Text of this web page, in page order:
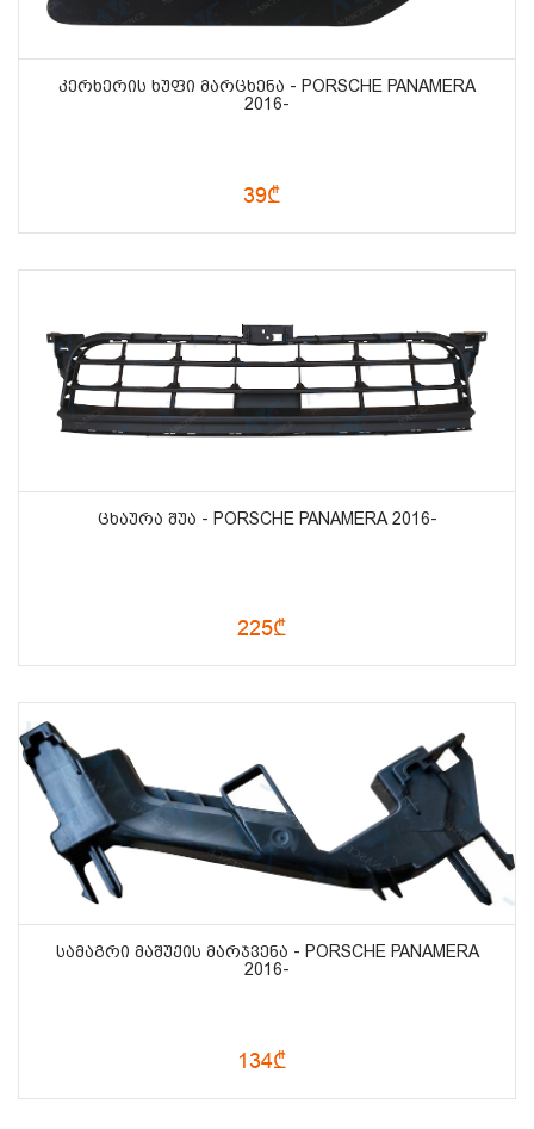
ᲙᲔᲠᲮᲔᲠᲘᲡ ᲮᲣᲤᲘ ᲛᲐᲠᲪᲮᲔᲜᲐ - PORSCHE PANAMERA
2016-
39₾
ᲪᲮᲐᲣᲠᲐ ᲨᲣᲐ - PORSCHE PANAMERA 2016-
225₾
ᲡᲐᲛᲐᲒᲠᲘ ᲛᲐᲨᲣᲥᲘᲡ ᲛᲐᲠᲯᲕᲔᲜᲐ - PORSCHE PANAMERA
2016-
134₾